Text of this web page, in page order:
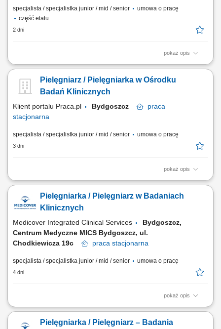
specjalista / specjalistka junior / mid / senior
umowa o pracę
część etatu
2 dni
pokaż opis
Opis stanowiska: Obsługa Pacjentów w Punkcie Pobrań; Wykonywanie
Prowadzenie dokumentacji medycznej zgodnie ze standardami Punktu
Pobrań; Obsługa kasy fiskalnej i systemu komputerowego do obsługi
Pielęgniarz / Pielęgniarka w Ośrodku
Badań Klinicznych
Klient portalu Praca.pl Bydgoszcz
praca
stacjonarna
specjalista / specjalistka junior / mid / senior umowa o pracę
3 dni
pokaż opis
Nadzorowanie opieki nad pacjentami w trakcie trwania projektu
ich przebiegu. Prawidłowa obróbka, zabezpieczanie i wysyłka materiału
biologicznego do laboratoriów centralnych oraz wykonywanie badań
Pielęgniarka / Pielęgniarz w Badaniach
Klinicznych
Medicover Integrated Clinical Services
Bydgoszcz,
Centrum Medyczne MICS Bydgoszcz, ul.
Chodkiewicza 19c
praca stacjonarna
specjalista / specjalistka junior / mid / senior umowa o pracę
4 dni
pokaż opis
Do zadań osoby zatrudnionej na tym stanowisku należeć będzie:
badawczego, prowadzenie dokumentacji medycznej, wykonywanie
Pielęgniarka / Pielęgniarz – Badania